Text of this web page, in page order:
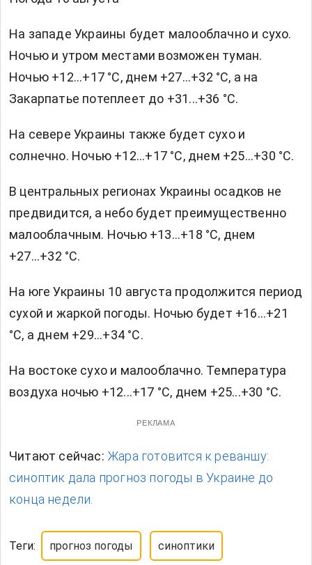
На западе Украины будет малооблачно и сухо.
Ночью и утром местами возможен туман.
Ночью +12...+17 °С, днем +27...+32 °С, а на
Закарпатье потеплеет до +31...+36 °С.
На севере Украины также будет сухо и
солнечно. Ночью +12...+17 °С, днем +25...+30 °С.
В центральных регионах Украины осадков не
предвидится, а небо будет преимущественно
малооблачным. Ночью +13...+18 °С, днем
+27...+32 °С.
На юге Украины 10 августа продолжится период
сухой и жаркой погоды. Ночью будет +16...+21
°С, а днем +29...+34 °С.
На востоке сухо и малооблачно. Температура
воздуха ночью +12...+17 °С, днем +25...+30 °С.
РЕКЛАМА
Читают сейчас: Жара готовится к реваншу:
синоптик дала прогноз погоды в Украине до
конца недели.
Теги: прогноз погоды синоптики